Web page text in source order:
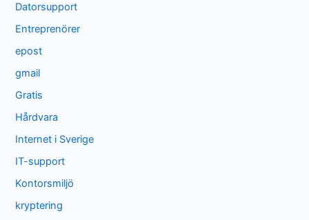
Datorsupport
Entreprenörer
epost
gmail
Gratis
Hårdvara
Internet i Sverige
IT-support
Kontorsmiljö
kryptering